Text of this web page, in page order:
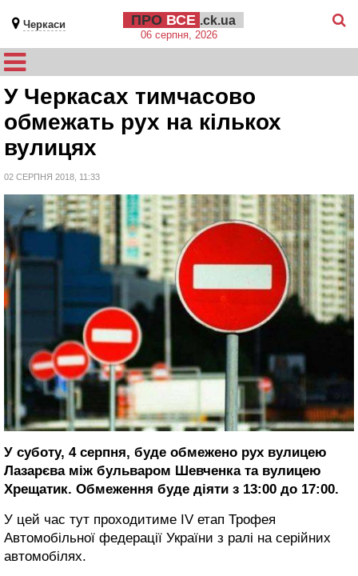
Черкаси ПРО ВСЕ .ck.ua
06 серпня, 2026
У Черкасах тимчасово
обмежать рух на кількох
вулицях
02 СЕРПНЯ 2018, 11:33
У суботу, 4 серпня, буде обмежено рух вулицею
Лазарєва між бульваром Шевченка та вулицею
Хрещатик. Обмеження буде діяти з 13:00 до 17:00.
У цей час тут проходитиме IV етап Трофея
Автомобільної федерації України з ралі на серійних
автомобілях.